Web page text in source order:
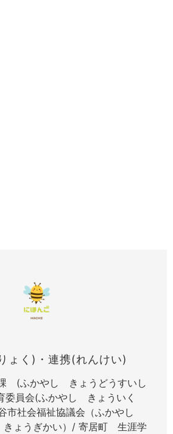
ょく)・連携(れんけい)
(ふかやし きょうどうすいし
委員会(ふかやし きょういく
市社会福祉協議会（ふかやし
ょうぎかい）/ 寄居町 生涯学